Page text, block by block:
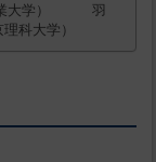
業大学） 羽
科大学）